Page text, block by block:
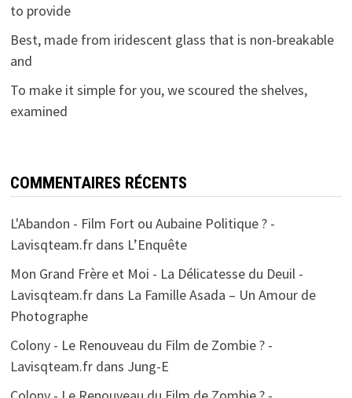
to provide
Best, made from iridescent glass that is non-breakable
and
To make it simple for you, we scoured the shelves,
examined
COMMENTAIRES RÉCENTS
L'Abandon - Film Fort ou Aubaine Politique ? -
Lavisqteam.frdans L’Enquête
Mon Grand Frère et Moi - La Délicatesse du Deuil -
Lavisqteam.frdans La Famille Asada – Un Amour de
Photographe
Colony - Le Renouveau du Film de Zombie ? -
Lavisqteam.frdans Jung-E